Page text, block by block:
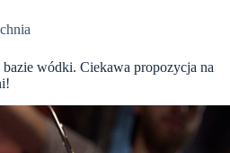
wódki. Ciekawa propozycja na